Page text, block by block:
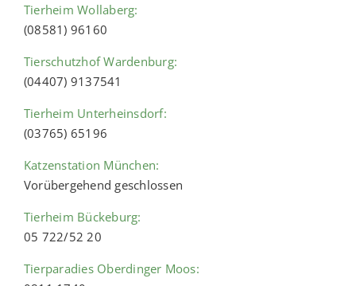
Tierheim Wollaberg:
(08581) 96160
Tierschutzhof Wardenburg:
(04407) 9137541
Tierheim Unterheinsdorf:
(03765) 65196
Katzenstation München:
Vorübergehend geschlossen
Tierheim Bückeburg:
05 722/52 20
Tierparadies Oberdinger Moos: